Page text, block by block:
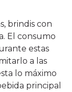
brindis con
El consumo
estas
a las
lo máximo
principal